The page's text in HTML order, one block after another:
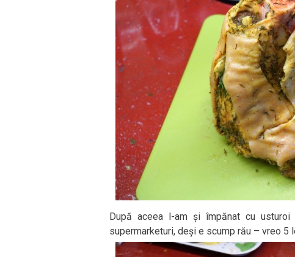
După aceea l-am și împănat cu
supermarketuri, deși e scump rău – vreo 5